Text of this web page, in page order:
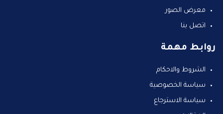
معرض الصور
اتصل بنا
روابط مهمة
الشروط والاحكام
سياسة الخصوصية
سياسة الاسترجاع